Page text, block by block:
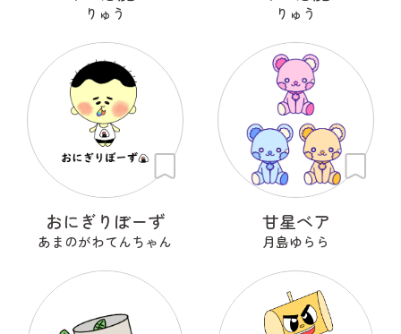
りゅう りゅう
おにぎりぼーず
あまのがわてんちゃん
甘星ベア
月島ゆらら